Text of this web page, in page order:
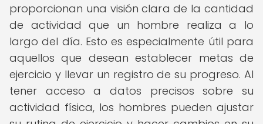
proporcionan una visión clara de la cantidad
de actividad que un hombre realiza a lo
largo del día. Esto es especialmente útil para
aquellos que desean establecer metas de
ejercicio y llevar un registro de su progreso. Al
tener acceso a datos precisos sobre su
actividad física, los hombres pueden ajustar